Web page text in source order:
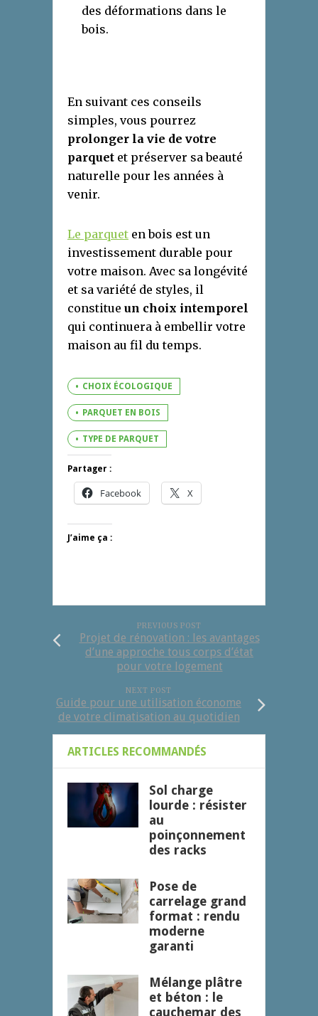
des déformations dans le
bois.
En suivant ces conseils
simples, vous pourrez
prolonger la vie de votre
parquet et préserver sa beauté
naturelle pour les années à
venir.
Le parquet en bois est un
investissement durable pour
votre maison. Avec sa longévité
et sa variété de styles, il
constitue un choix intemporel
qui continuera à embellir votre
maison au fil du temps.
CHOIX ÉCOLOGIQUE
PARQUET EN BOIS
TYPE DE PARQUET
Partager :
Facebook X
J’aime ça :
PREVIOUS POST
Projet de rénovation : les avantages
d’une approche tous corps d’état
pour votre logement
NEXT POST
Guide pour une utilisation économe
de votre climatisation au quotidien
ARTICLES RECOMMANDÉS
Sol charge
lourde : résister
au
poinçonnement
des racks
Pose de
carrelage grand
format : rendu
moderne
garanti
Mélange plâtre
et béton : le
cauchemar des